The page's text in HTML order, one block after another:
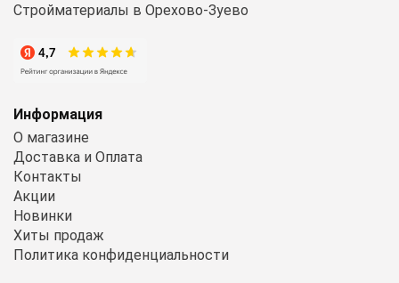
Стройматериалы в Орехово-Зуево
Информация
О магазине
Доставка и Оплата
Контакты
Акции
Новинки
Хиты продаж
Политика конфиденциальности